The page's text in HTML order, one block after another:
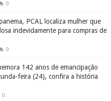
0
PCAL localiza mulher que
indevidamente para compras de
0
142 anos de emancipação
feira (24), confira a história
0